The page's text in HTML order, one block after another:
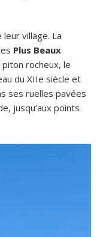
village. La
Plus Beaux
rocheux, le
du XIIe siècle et
ses ruelles pavées
jusqu’aux points